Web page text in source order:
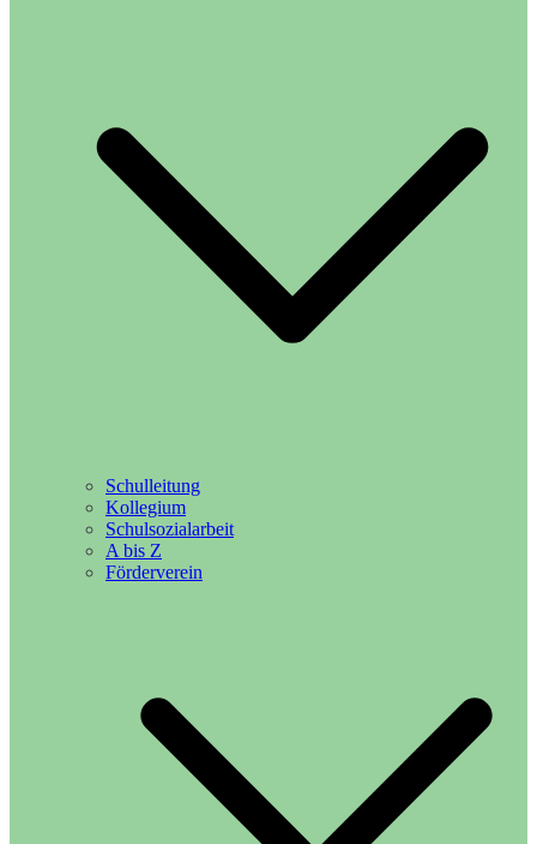
Schulleitung
Kollegium
Schulsozialarbeit
A bis Z
Förderverein